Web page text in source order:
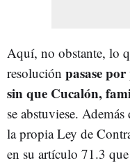
Aquí, no obstante, lo
resolución pasase
sin que Cucalón,
se abstuviese.
la propia Ley de
en su artículo 71.3